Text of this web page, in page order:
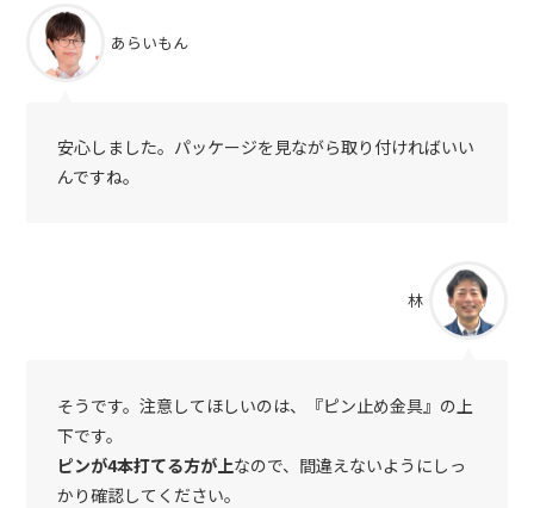
あらいもん
安心しました。パッケージを見ながら取り付ければいい
んですね。
林
そうです。注意してほしいのは、『ピン止め金具』の上
下です。
ピンが4本打てる方が上なので、間違えないようにしっ
かり確認してください。